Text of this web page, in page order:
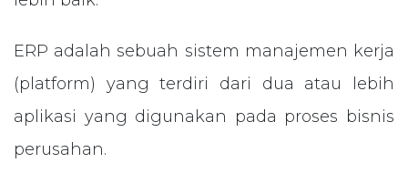
ERP adalah sebuah sistem manajemen kerja
(platform) yang terdiri dari dua atau lebih
aplikasi yang digunakan pada proses bisnis
perusahan.